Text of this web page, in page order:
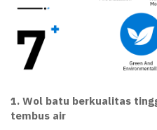
1. Wol batu berkualitas
tembus air